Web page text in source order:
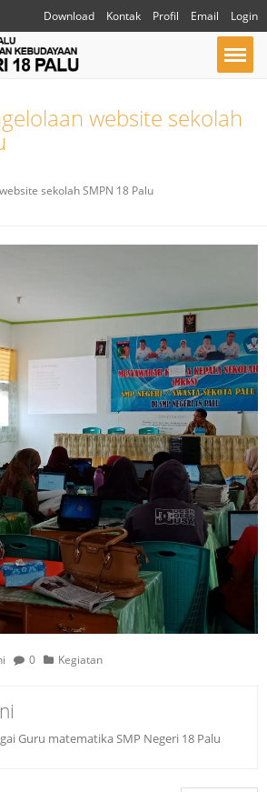
Download Kontak Profil Email Login
website sekolah
sekolah SMPN 18 Palu
0 Kegiatan
Guru matematika SMP Negeri 18 Palu